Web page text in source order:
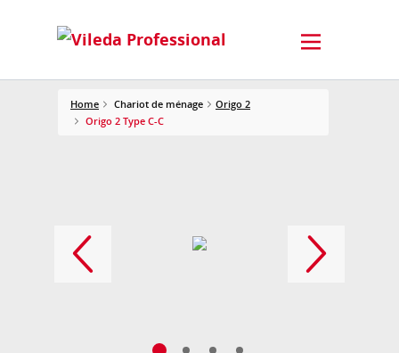
Home Chariot de ménage
Origo 2
Origo 2 Type C-C